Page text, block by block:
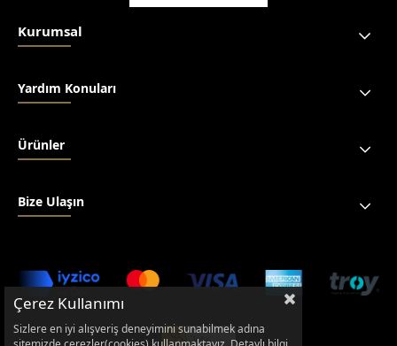
Kurumsal
Yardım Konuları
Ürünler
Bize Ulaşın
Çerez Kullanımı
Sizlere en iyi alışveriş deneyimini sunabilmek adına